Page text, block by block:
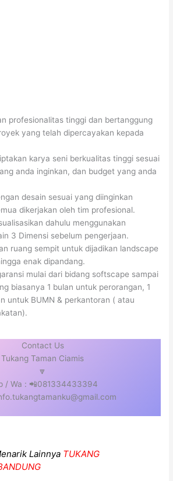
profesionalitas tinggi dan bertanggung
yang telah dipercayakan kepada
karya seni berkualitas tinggi sesuai
anda inginkan, dan budget yang anda
desain sesuai yang diinginkan
dikerjakan oleh tim profesional.
dahulu menggunakan
3 Dimensi sebelum pengerjaan.
ruang sempit untuk dijadikan landscape
enak dipandang.
mulai dari bidang softscape sampai
biasanya 1 bulan untuk perorangan, 1
untuk BUMN & perkantoran ( atau
Contact Us
Tukang Taman Ciamis
🔽
/ Wa : 📲081334433394
Lainnya TUKANG